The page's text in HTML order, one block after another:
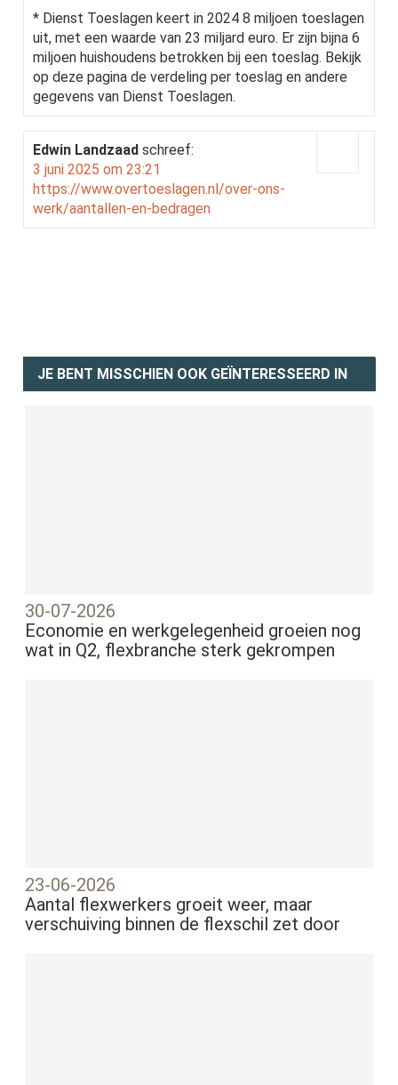
* Dienst Toeslagen keert in 2024 8 miljoen toeslagen
uit, met een waarde van 23 miljard euro. Er zijn bijna 6
miljoen huishoudens betrokken bij een toeslag. Bekijk
op deze pagina de verdeling per toeslag en andere
gegevens van Dienst Toeslagen.
Edwin Landzaad schreef:
3 juni 2025 om 23:21
https://www.overtoeslagen.nl/over-ons-
werk/aantallen-en-bedragen
JE BENT MISSCHIEN OOK GEÏNTERESSEERD IN
30-07-2026
Economie en werkgelegenheid groeien nog
wat in Q2, flexbranche sterk gekrompen
23-06-2026
Aantal flexwerkers groeit weer, maar
verschuiving binnen de flexschil zet door